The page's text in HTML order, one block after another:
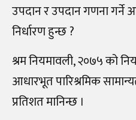
उपदान र उपदान गणना गर्ने
निर्धारण हुन्छ ?
श्रम नियमावली, २०७५ को
आधारभूत पारिश्रमिक
प्रतिशत मानिन्छ ।